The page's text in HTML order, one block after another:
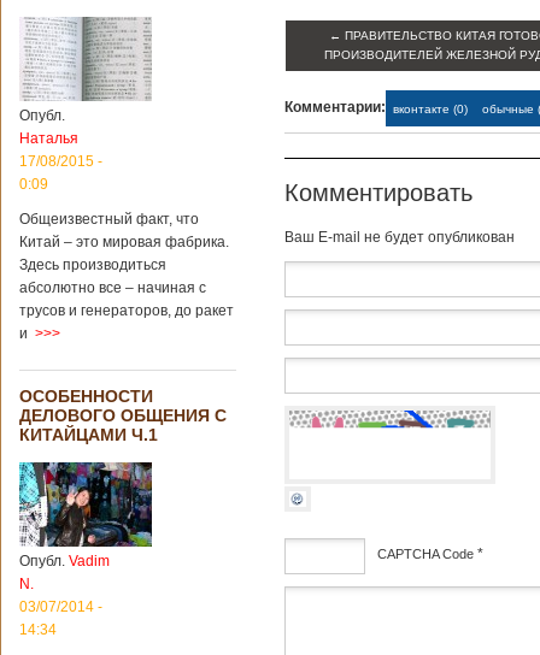
Опубл.
Наталья
17/08/2015 -
0:09
Общеизвестный факт, что
Китай – это мировая фабрика.
Здесь производиться
абсолютно все – начиная с
трусов и генераторов, до ракет
и >>>
ОСОБЕННОСТИ
ДЕЛОВОГО ОБЩЕНИЯ С
КИТАЙЦАМИ Ч.1
Опубл. Vadim
N.
03/07/2014 -
14:34
← ПРАВИТЕЛЬСТВО КИТАЯ
ПРОИЗВОДИТЕЛЕЙ ЖЕЛЕЗНОЙ
Комментарии: вконтакте (0) обычные
Комментировать
Baш E-mail не будет опубликован
CAPTCHA Code *